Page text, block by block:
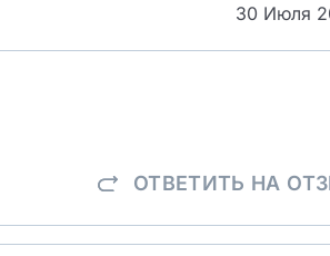
30 Июля
ОТВЕТИТЬ НА